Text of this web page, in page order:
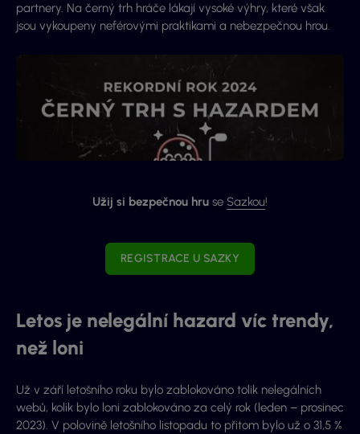
partnery. Na černý trh hráče lákají vysoké výhry, které však
jsou vykoupeny neférovými praktikami a nebezpečnou hrou.
Užij si bezpečnou hru se Sazkou!
REGISTRACE U SAZKY
Letos je nelegální hazard víc trendy,
než loni
Už v září letošního roku bylo zablokováno tolik nelegálních
webů, kolik bylo loni zablokováno za celý rok (leden – prosinec
2023). V polovině letošního listopadu to přitom bylo už o 31,5 %